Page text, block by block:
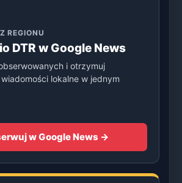
REGIONU
DTR w Google News
i otrzymuj
lokalne w jednym
w Google News →